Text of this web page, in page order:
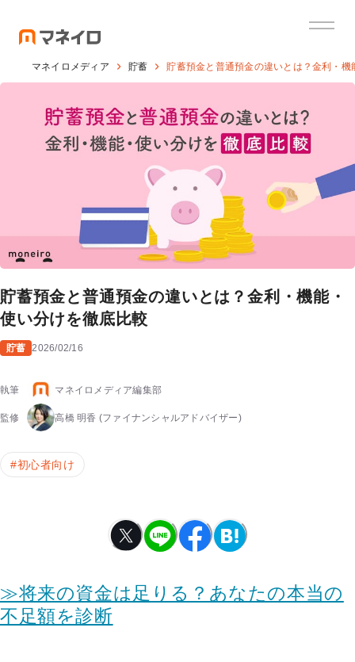
マネイロメディア 貯蓄 貯蓄預金と普通預金の違いとは？金利・
貯蓄預金と普通預金の違いとは？金利・機能・
使い分けを徹底比較
貯蓄 2026/02/16
執筆 マネイロメディア編集部
監修 高橋 明香 (ファイナンシャルアドバイザー)
#初心者向け
≫将来の資金は足りる？あなたの本当の
不足額を診断